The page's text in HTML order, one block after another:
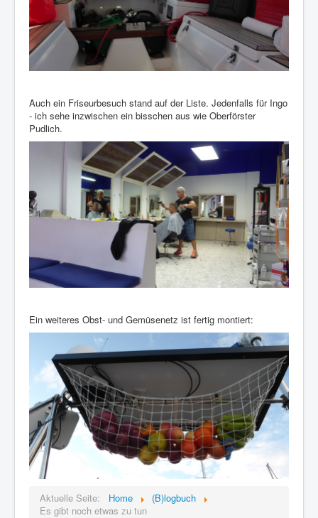
Auch ein Friseurbesuch stand auf der Liste. Jedenfalls für Ingo
- ich sehe inzwischen ein bisschen aus wie Oberförster
Pudlich.
Ein weiteres Obst- und Gemüsenetz ist fertig montiert:
Aktuelle Seite: Home
(B)logbuch
Es gibt noch etwas zu tun